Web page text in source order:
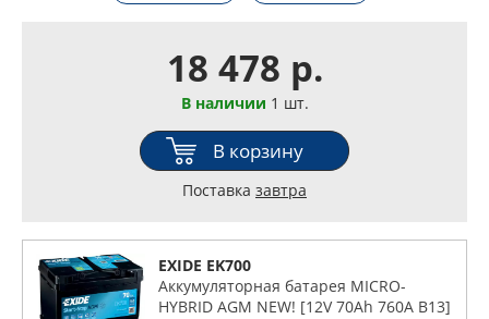
18 478 р.
В наличии 1 шт.
В корзину
Поставка завтра
EXIDE EK700
Аккумуляторная батарея MICRO-
HYBRID AGM NEW! [12V 70Ah 760A B13]